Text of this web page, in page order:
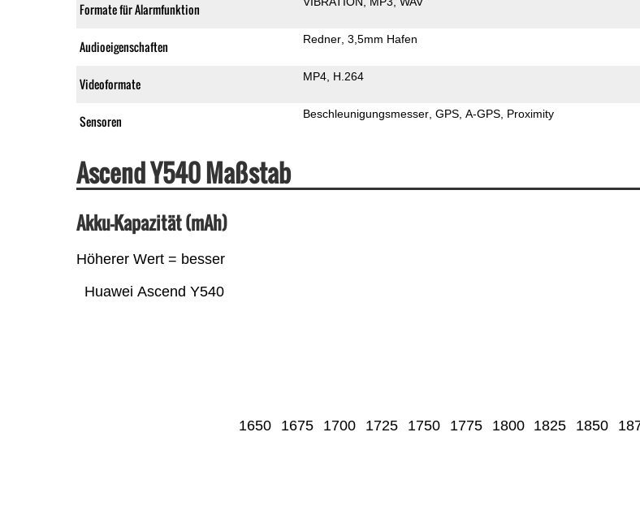
Formate für Alarmfunktion
Audioeigenschaften Redner 3,5mm Hafen
Videoformate MP4 H.264
Sensoren Beschleunigungsmesser GPS A-GPS Proximity
Ascend Y540 Maßstab
Akku-Kapazität (mAh)
Höherer Wert = besser
Huawei Ascend Y540
1650 1675 1700 1725 1750 1775 1800 1825 1850